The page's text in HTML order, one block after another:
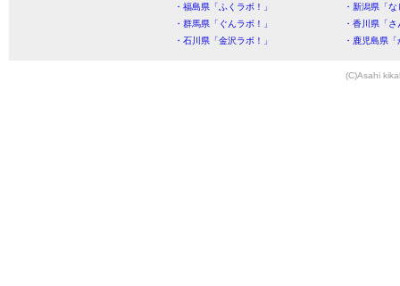
・福島県「ふくラボ！」
・新潟県「
・群馬県「ぐんラボ！」
・香川県「
・石川県「金沢ラボ！」
・鹿児島県
(C)Asahi